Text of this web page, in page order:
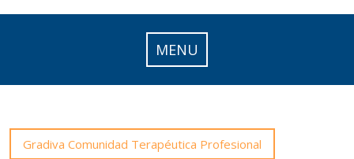
MENU
Gradiva Comunidad Terapéutica Profesional